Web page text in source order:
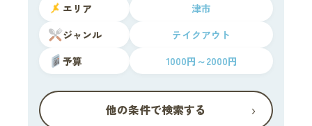
エリア
津市
ジャンル
テイクアウト
予算
1000円～2000円
他の条件で検索する ›